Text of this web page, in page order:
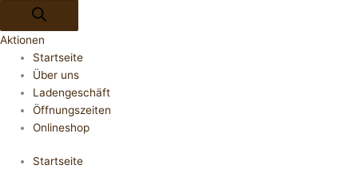
Aktionen
Startseite
Über uns
Ladengeschäft
Öffnungszeiten
Onlineshop
Startseite